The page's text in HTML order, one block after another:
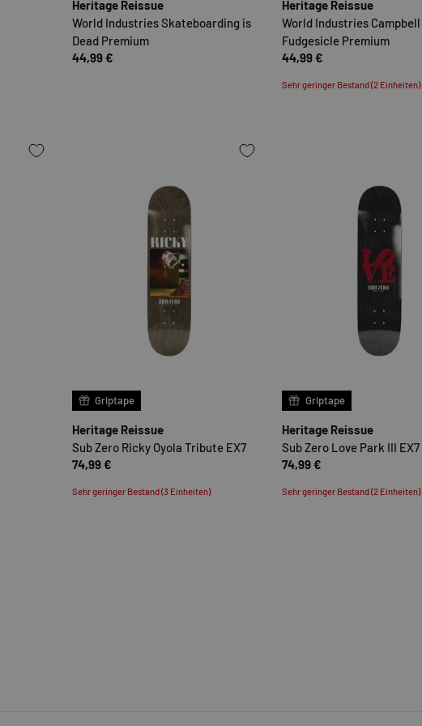
Heritage Reissue
World Industries Skateboarding is
Dead Premium
44,99 €
Heritage Reissue
World Industries Campbell
Fudgesicle Premium
44,99 €
Sehr geringer Bestand (2 Einheiten)
OPTIONEN AUSWÄHLEN
Griptape
Heritage Reissue
Sub Zero Ricky Oyola Tribute EX7
74,99 €
Sehr geringer Bestand (3 Einheiten)
OPTIONEN AUSWÄHLEN
Griptape
Heritage Reissue
Sub Zero Love Park III EX7
74,99 €
Sehr geringer Bestand (2 Einheiten)